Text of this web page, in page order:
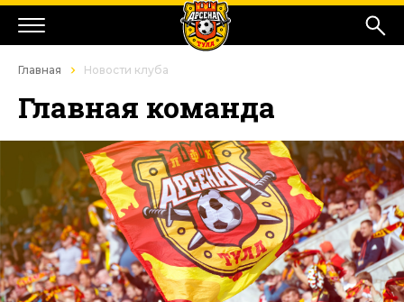
Главная Новости клуба
Главная команда